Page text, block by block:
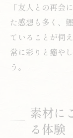
「友人との再会
た感想も多く、
ていることが伺
常に彩りと癒や
う。
素材に
る体験